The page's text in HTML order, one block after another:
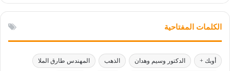
الكلمات المفتاحية
أوبك + الدكتور وسيم وهدان الذهب المهندس طارق الملا